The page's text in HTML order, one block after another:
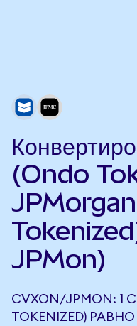
(Ondo
JPMon)
CVXON/JPMON: 1
TOKENIZED)